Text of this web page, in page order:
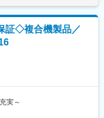
に変革が求められるた
得られる環境です。
析（As-Isの把握）
施策立案
連携、進行支援
PoC・導入支援
ベンダー対応
証◇複合機製品／
実～